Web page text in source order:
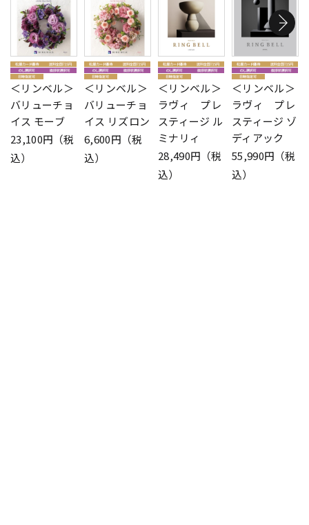
＜リンベル＞
バリューチョ
イス モーブ
23,100円（税
込）
＜リンベル＞
バリューチョ
イス リズロン
6,600円（税
込）
＜リンベル＞
ラヴィ プレ
スティージ ル
ミナリィ
28,490円（税
込）
＜リンベル＞
ラヴィ プレ
スティージ ゾ
ディアック
55,990円（税
込）